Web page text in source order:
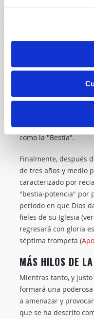
de los manantiales y
Las plagas quinta y
una guerra
"Bestia" europea
poderoso
millones de
tropas rusas,
sometido al
como la "Bestia".
Finalmente, después
de tres años y medio
caracterizado por
"bestia-potencia" por
período en que Dios
fieles de su Iglesia (ver
regresará con gloria
séptima trompeta (
MÁS HILOS DE
Mientras tanto, y
formará una
a amenazar y
que se ha descrito